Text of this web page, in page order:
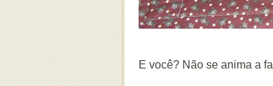
E você? Não se anima a